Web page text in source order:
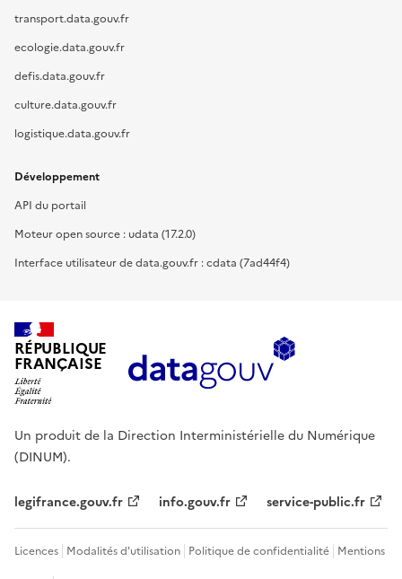
transport.data.gouv.fr
ecologie.data.gouv.fr
defis.data.gouv.fr
culture.data.gouv.fr
logistique.data.gouv.fr
Développement
API du portail
Moteur open source : udata (17.2.0)
Interface utilisateur de data.gouv.fr : cdata (7ad44f4)
RÉPUBLIQUE
FRANÇAISE
Un produit de la Direction Interministérielle du Numérique
(DINUM).
legifrance.gouv.fr info.gouv.fr service-public.fr
Licences Modalités d'utilisation Politique de confidentialité Mentions